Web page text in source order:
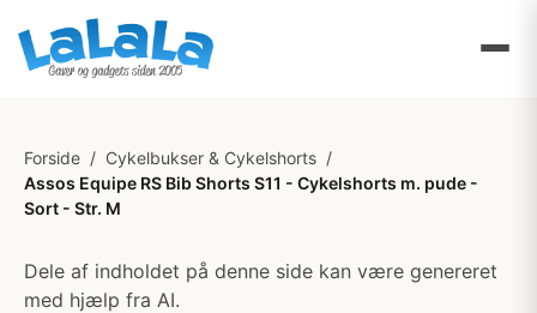
Forside / Cykelbukser & Cykelshorts /
Assos Equipe RS Bib Shorts S11 - Cykelshorts m. pude -
Sort - Str. M
Dele af indholdet på denne side kan være genereret
med hjælp fra AI.